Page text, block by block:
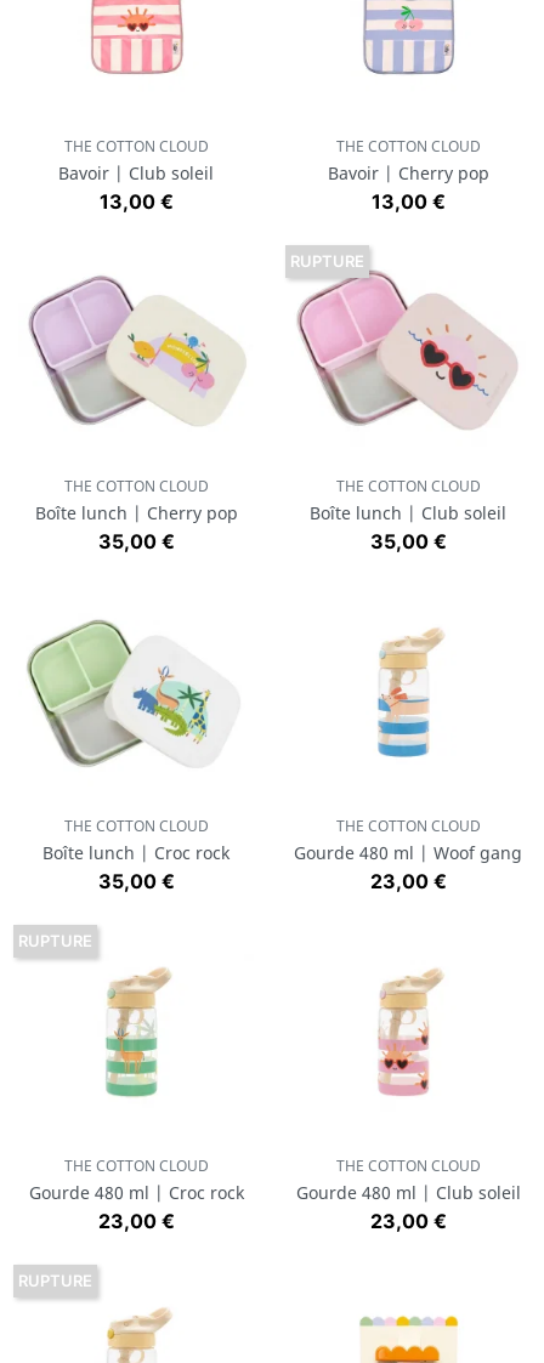
THE COTTON CLOUD
Bavoir | Club soleil
Prix
13,00 €
THE COTTON CLOUD
Bavoir | Cherry pop
Prix
13,00 €
THE COTTON CLOUD
Boîte lunch | Cherry pop
Prix
35,00 €
THE COTTON CLOUD
Boîte lunch | Club soleil
Prix
35,00 €
RUPTURE
THE COTTON CLOUD
Boîte lunch | Croc rock
Prix
35,00 €
THE COTTON CLOUD
Gourde 480 ml | Woof gang
Prix
23,00 €
THE COTTON CLOUD
Gourde 480 ml | Croc rock
Prix
23,00 €
RUPTURE
THE COTTON CLOUD
Gourde 480 ml | Club soleil
Prix
23,00 €
RUPTURE